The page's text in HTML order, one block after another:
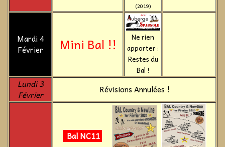
(2019)
Mardi 4
Février
Mini Bal !!
Ne rien
apporter :
Restes du
Bal !
Lundi 3
Février
Révisions Annulées !
Bal NC11